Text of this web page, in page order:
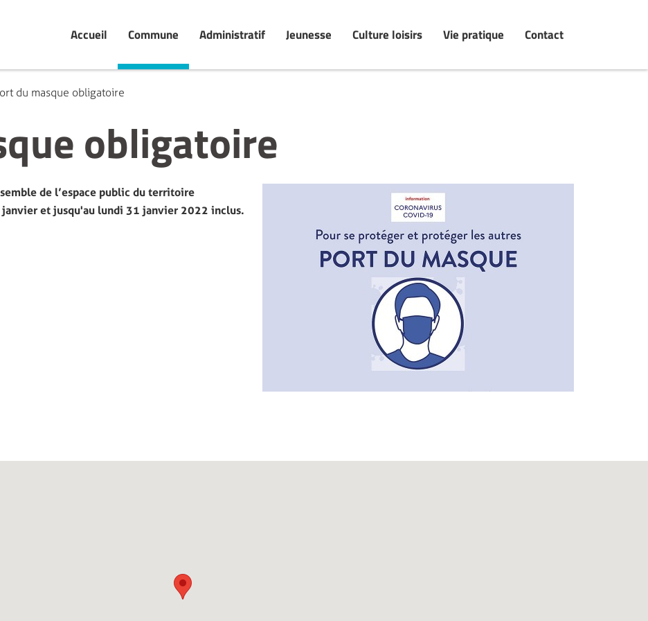
Accueil Commune Administratif Jeunesse Culture loisirs Vie pratique Contact
du masque obligatoire
obligatoire
de l’espace public du territoire
et jusqu'au lundi 31 janvier 2022 inclus.